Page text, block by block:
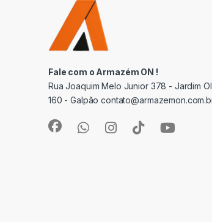
Fale com o Armazém ON !
Rua Joaquim Melo Junior 378 - Jardim
160 - Galpão